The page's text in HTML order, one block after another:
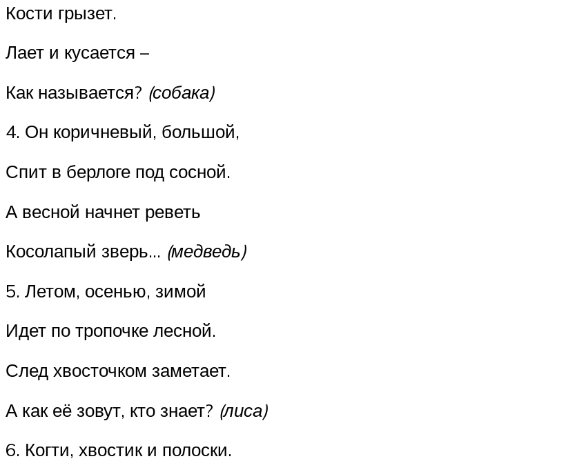
Кости грызет.
Лает и кусается –
Как называется? (собака)
4. Он коричневый, большой,
Спит в берлоге под сосной.
А весной начнет реветь
Косолапый зверь… (медведь)
5. Летом, осенью, зимой
Идет по тропочке лесной.
След хвосточком заметает.
А как её зовут, кто знает? (лиса)
6. Когти, хвостик и полоски.